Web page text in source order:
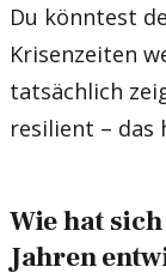
Du könntest
Krisenzeiten
tatsächlich
resilient – das
Wie hat
Jahren